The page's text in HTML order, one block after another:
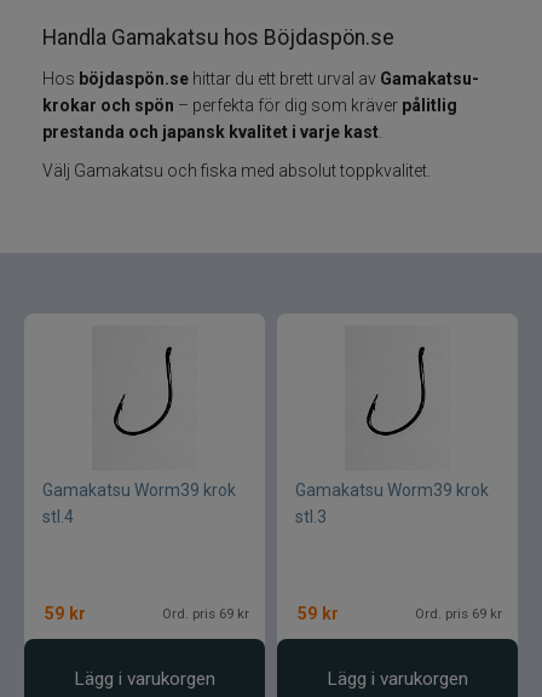
ABU Garcia
Fox International
AH Baits
Benecchi
Handla Gamakatsu hos Böjdaspön.se
Hos böjdaspön.se hittar du ett brett urval av Gamakatsu-
krokar och spön – perfekta för dig som kräver pålitlig
prestanda och japansk kvalitet i varje kast.
Välj Gamakatsu och fiska med absolut toppkvalitet.
Gamakatsu Worm39 krok
stl.4
59 kr Ord. pris 69 kr
Lägg i varukorgen
Gamakatsu Worm39 krok
stl.3
59 kr Ord. pris 69 kr
Lägg i varukorgen